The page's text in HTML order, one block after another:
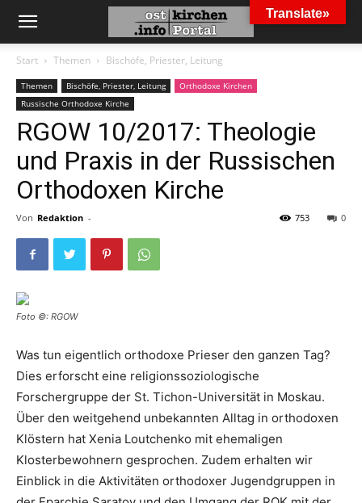
Start Themen Bischöfe, Priester, Leitung
Themen Bischöfe, Priester, Leitung
Orthodoxe Kirchen
Russische Orthodoxe Kirche
RGOW 10/2017: Theologie
und Praxis in der Russischen
Orthodoxen Kirche
Von Redaktion - 0
753
Foto ©: RGOW
Was tun eigentlich orthodoxe Prieser den ganzen Tag?
Dies erforscht eine religionssoziologische
Forschergruppe der St. Tichon-Universität in Moskau.
Über den weitgehend unbekannten Alltag in orthodoxen
Klöstern hat Xenia Loutchenko mit ehemaligen
Klosterbewohnern gesprochen. Zudem erhalten wir
Einblick in die Aktivitäten orthodoxer Jugendgruppen in
Translate»